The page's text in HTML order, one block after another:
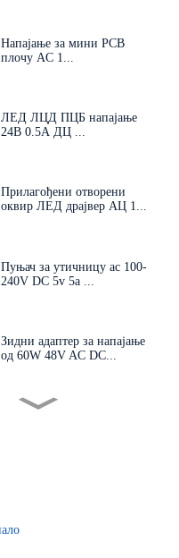
Напајање за мини PCB
плочу AC 1...
ЛЕД ЛЦД ПЦБ напајање
24В 0.5А ДЦ ...
Прилагођени отворени
оквир ЛЕД драјвер АЦ 1...
Пуњач за утичницу ac 100-
240V DC 5v 5a ...
Зидни адаптер за напајање
од 60W 48V AC DC...